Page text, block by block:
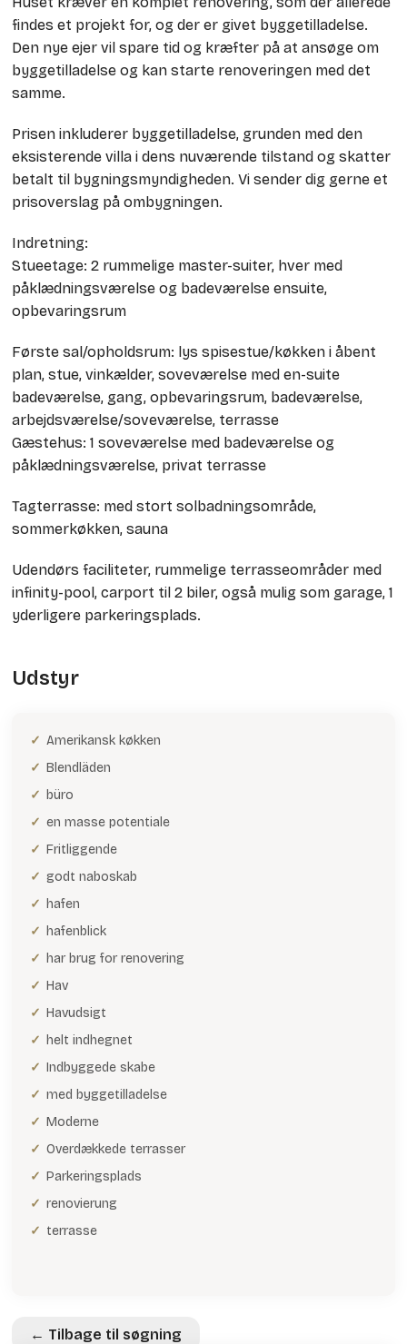
findes et projekt for, og der er givet byggetilladelse.
Den nye ejer vil spare tid og kræfter på at ansøge om
byggetilladelse og kan starte renoveringen med det
samme.
Prisen inkluderer byggetilladelse, grunden med den
eksisterende villa i dens nuværende tilstand og skatter
betalt til bygningsmyndigheden. Vi sender dig gerne et
prisoverslag på ombygningen.
Indretning:
Stueetage: 2 rummelige master-suiter, hver med
påklædningsværelse og badeværelse ensuite,
opbevaringsrum
Første sal/opholdsrum: lys spisestue/køkken i åbent
plan, stue, vinkælder, soveværelse med en-suite
badeværelse, gang, opbevaringsrum, badeværelse,
arbejdsværelse/soveværelse, terrasse
Gæstehus: 1 soveværelse med badeværelse og
påklædningsværelse, privat terrasse
Tagterrasse: med stort solbadningsområde,
sommerkøkken, sauna
Udendørs faciliteter, rummelige terrasseområder med
infinity-pool, carport til 2 biler, også mulig som garage, 1
yderligere parkeringsplads.
Udstyr
Amerikansk køkken
Blendläden
büro
en masse potentiale
Fritliggende
godt naboskab
hafen
hafenblick
har brug for renovering
Hav
Havudsigt
helt indhegnet
Indbyggede skabe
med byggetilladelse
Moderne
Overdækkede terrasser
Parkeringsplads
renovierung
terrasse
← Tilbage til søgning